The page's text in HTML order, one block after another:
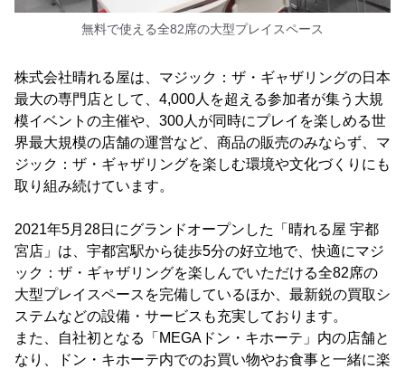
無料で使える全82席の大型プレイスペース
株式会社晴れる屋は、マジック：ザ・ギャザリングの日本
最大の専門店として、4,000人を超える参加者が集う大規
模イベントの主催や、300人が同時にプレイを楽しめる世
界最大規模の店舗の運営など、商品の販売のみならず、マ
ジック：ザ・ギャザリングを楽しむ環境や文化づくりにも
取り組み続けています。
2021年5月28日にグランドオープンした「晴れる屋 宇都
宮店」は、宇都宮駅から徒歩5分の好立地で、快適にマジ
ック：ザ・ギャザリングを楽しんでいただける全82席の
大型プレイスペースを完備しているほか、最新鋭の買取シ
ステムなどの設備・サービスも充実しております。
また、自社初となる「MEGAドン・キホーテ」内の店舗と
なり、ドン・キホーテ内でのお買い物やお食事と一緒に楽